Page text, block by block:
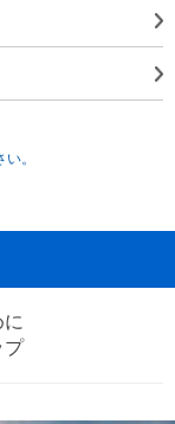
。
プ